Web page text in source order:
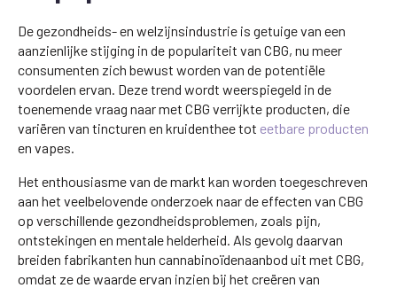
De gezondheids- en welzijnsindustrie is getuige van een
aanzienlijke stijging in de populariteit van CBG, nu meer
consumenten zich bewust worden van de potentiële
voordelen ervan. Deze trend wordt weerspiegeld in de
toenemende vraag naar met CBG verrijkte producten, die
variëren van tincturen en kruidenthee tot eetbare producten
en vapes.
Het enthousiasme van de markt kan worden toegeschreven
aan het veelbelovende onderzoek naar de effecten van CBG
op verschillende gezondheidsproblemen, zoals pijn,
ontstekingen en mentale helderheid. Als gevolg daarvan
breiden fabrikanten hun cannabinoïdenaanbod uit met CBG,
omdat ze de waarde ervan inzien bij het creëren van